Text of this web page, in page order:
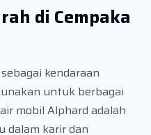
di Cempaka
kendaraan
untuk berbagai
mobil Alphard adalah
dalam karir dan